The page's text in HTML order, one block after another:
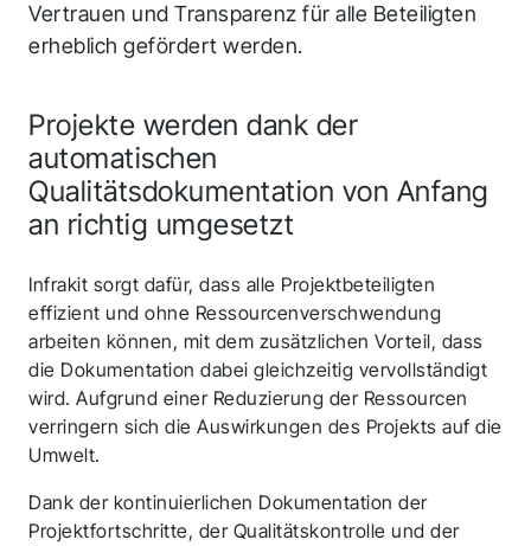
Vertrauen und Transparenz für alle Beteiligten
erheblich gefördert werden.
Projekte werden dank der
automatischen
Qualitätsdokumentation von Anfang
an richtig umgesetzt
Infrakit sorgt dafür, dass alle Projektbeteiligten
effizient und ohne Ressourcenverschwendung
arbeiten können, mit dem zusätzlichen Vorteil, dass
die Dokumentation dabei gleichzeitig vervollständigt
wird. Aufgrund einer Reduzierung der Ressourcen
verringern sich die Auswirkungen des Projekts auf die
Umwelt.
Dank der kontinuierlichen Dokumentation der
Projektfortschritte, der Qualitätskontrolle und der